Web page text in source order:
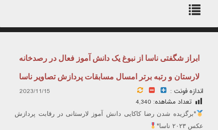
منوی
اصلی
ابراز شگفتی ناسا از نبوغ یک دانش آموز فعال در رصدخانه
لارستان و رتبه برتر امسال مسابقات پردازش تصاویر ناسا
اندازه فونت :
2023/11/15
تعداد مشاهده: 4,340
*برگزیده شدن رضا کاکایی دانش آموز لارستانی در رقابت پردازش
عکس ۲۰۲۳ ناسا*